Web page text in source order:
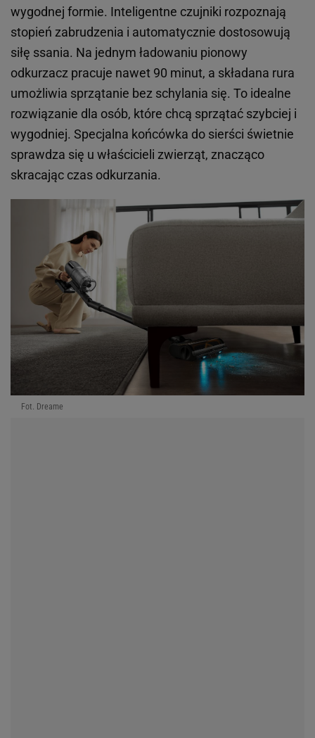
wygodnej formie. Inteligentne czujniki rozpoznają
stopień zabrudzenia i automatycznie dostosowują
siłę ssania. Na jednym ładowaniu pionowy
odkurzacz pracuje nawet 90 minut, a składana rura
umożliwia sprzątanie bez schylania się. To idealne
rozwiązanie dla osób, które chcą sprzątać szybciej i
wygodniej. Specjalna końcówka do sierści świetnie
sprawdza się u właścicieli zwierząt, znacząco
skracając czas odkurzania.
Fot. Dreame